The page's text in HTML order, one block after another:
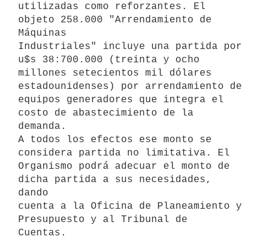
utilizadas como reforzantes. El
objeto 258.000 "Arrendamiento de
Máquinas
Industriales" incluye una partida por
u$s 38:700.000 (treinta y ocho
millones setecientos mil dólares
estadounidenses) por arrendamiento de
equipos generadores que integra el
costo de abastecimiento de la
demanda.
A todos los efectos ese monto se
considera partida no limitativa. El
Organismo podrá adecuar el monto de
dicha partida a sus necesidades,
dando
cuenta a la Oficina de Planeamiento y
Presupuesto y al Tribunal de